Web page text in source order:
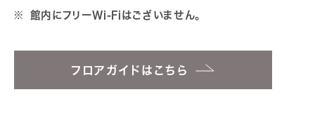
館内にフリーWi-Fiはございません。
フロアガイドはこちら